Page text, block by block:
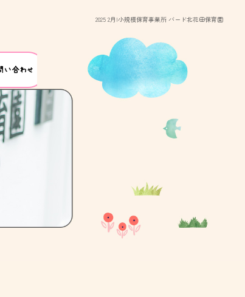
2025 2月|小規模保育事業所 バード北花田保育園